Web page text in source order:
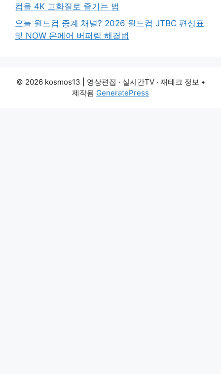
컵을 4K 고화질로 즐기는 법
오늘 월드컵 중계 채널? 2026 월드컵 JTBC 편성표
및 NOW 온에어 버퍼링 해결법
© 2026 kosmos13 | 영상편집 · 실시간TV · 재테크 정보 •
제작됨 GeneratePress